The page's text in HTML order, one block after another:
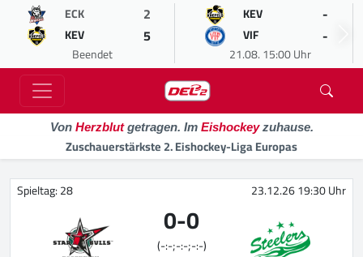
ECK 2
KEV 5
Beendet
KEV -
VIF -
21.08. 15:00 Uhr
Von Herzblutgetragen. Im Eishockeyzuhause.
Zuschauerstärkste 2. Eishockey-Liga Europas
Spieltag: 28 23.12.26 19:30 Uhr
0-0
(-:-;-:-;-:-)